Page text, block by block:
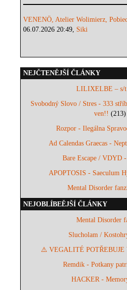
VENENÖ, Atelier Wolimierz,
06.07.2026 20:49, Siki
NEJČTENĚJŠÍ ČLÁNKY
LILIXELBE – s/t
Svobodný Slovo / Stres - 333
ven!! (213)
Rozpor - Ilegálna
Ad Calendas Graecas -
Bare Escape / VDYD
APOPTOSIS - Saeculum
Mental Disorder
NEJOBLÍBEĚJŠÍ ČLÁNKY
Mental Disorder
Slucholam /
⚠️ VEGALITÉ POTŘEBUJE
Remdik - Potkany
HACKER -